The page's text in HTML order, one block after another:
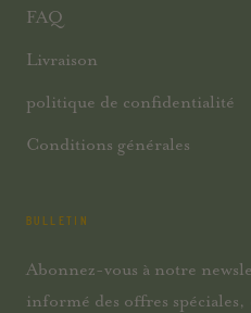
FAQ
Livraison
politique de confidentialité
Conditions générales
BULLETIN
Abonnez-vous à notre
informé des offres spéciales,